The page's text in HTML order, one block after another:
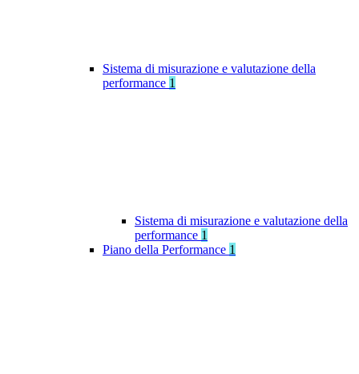
Sistema di misurazione e valutazione della
performance 1
Sistema di misurazione e valutazione della
performance 1
Piano della Performance 1